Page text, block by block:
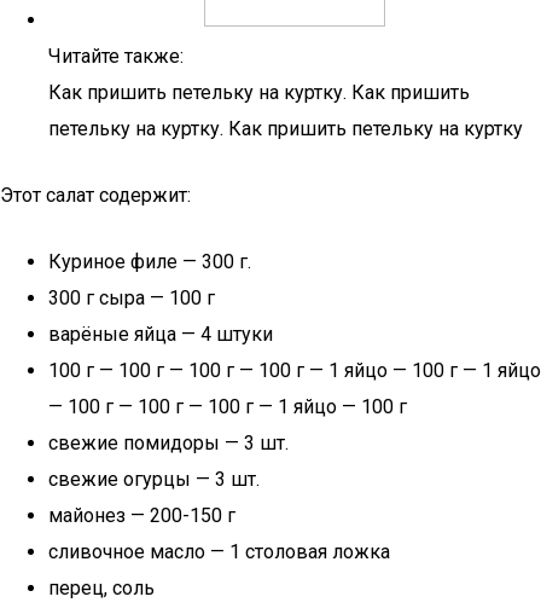
Читайте также:
Как пришить петельку на куртку. Как пришить
петельку на куртку. Как пришить петельку на куртку
Этот салат содержит:
Куриное филе — 300 г.
300 г сыра — 100 г
варёные яйца — 4 штуки
100 г — 100 г — 100 г — 100 г — 1 яйцо — 100 г — 1 яйцо
— 100 г — 100 г — 100 г — 1 яйцо — 100 г
свежие помидоры — 3 шт.
свежие огурцы — 3 шт.
майонез — 200-150 г
сливочное масло — 1 столовая ложка
перец, соль